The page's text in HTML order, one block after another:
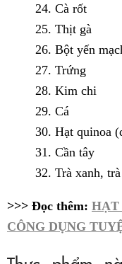
24. Cà rốt
25. Thịt gà
26. Bột yến
27. Trứng
28. Kim chi
29. Cá
30. Hạt quinoa
31. Cần tây
32. Trà xanh,
>>> Đọc thêm: HẠT
CÔNG DỤNG